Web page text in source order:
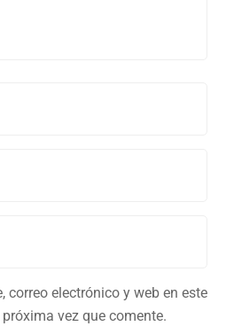
correo electrónico y web en este
vez que comente.